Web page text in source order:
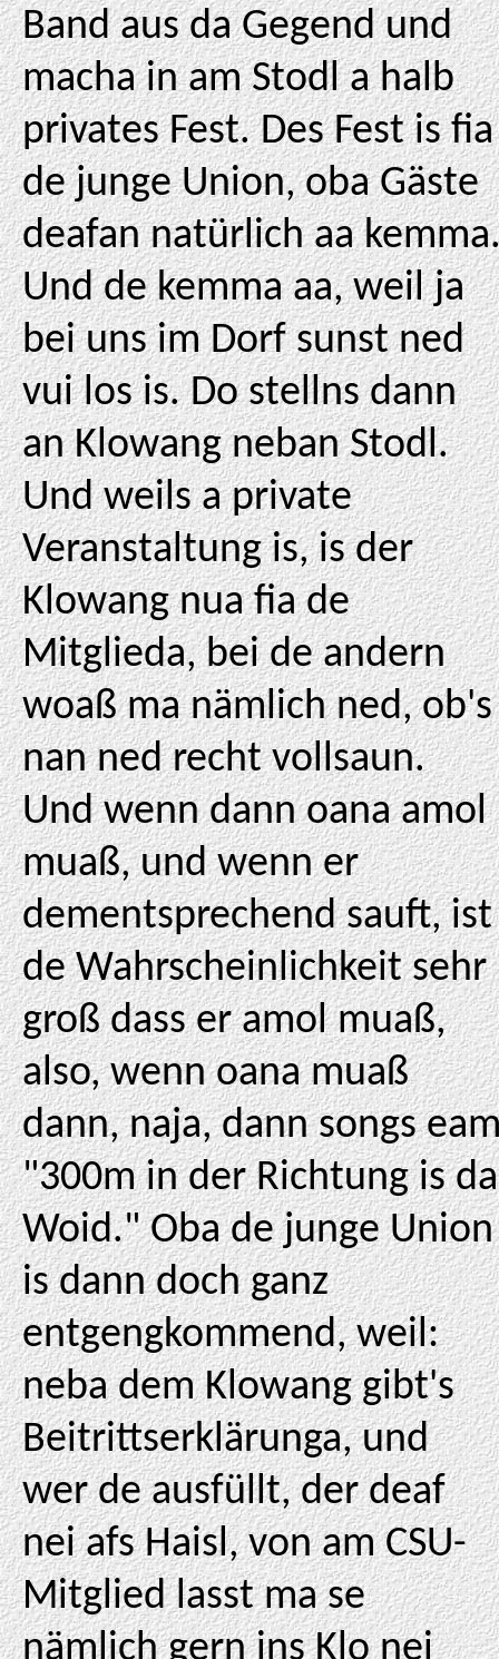
Band aus da Gegend und
macha in am Stodl a halb
privates Fest. Des Fest is fia
de junge Union, oba Gäste
deafan natürlich aa
Und de kemma aa, weil ja
bei uns im Dorf sunst ned
vui los is. Do stellns dann
an Klowang neban Stodl.
Und weils a private
Veranstaltung is, is der
Klowang nua fia de
Mitglieda, bei de andern
woaß ma nämlich ned, ob's
nan ned recht vollsaun.
Und wenn dann oana amol
muaß, und wenn er
dementsprechend sauft, ist
de Wahrscheinlichkeit sehr
groß dass er amol muaß,
also, wenn oana muaß
dann, naja, dann songs
"300m in der Richtung is da
Woid." Oba de junge Union
is dann doch ganz
entgengkommend, weil:
neba dem Klowang gibt's
Beitrittserklärunga, und
wer de ausfüllt, der deaf
nei afs Haisl, von am CSU-
Mitglied lasst ma se
nämlich gern ins Klo nei